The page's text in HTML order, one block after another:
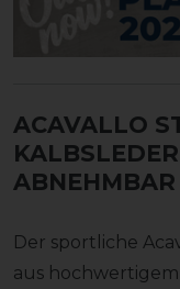
ACAVALLO
ABNEHMBAR
Der sportliche
aus